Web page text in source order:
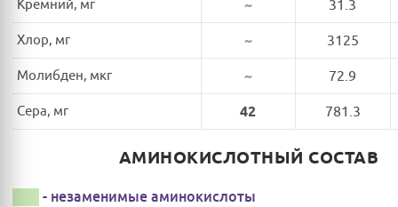
Кремний, мг ~ 31.3
Хлор, мг ~ 3125
Молибден, мкг ~ 72.9
Сера, мг 42 781.3
АМИНОКИСЛОТНЫЙ СОСТАВ
- незаменимые аминокислоты